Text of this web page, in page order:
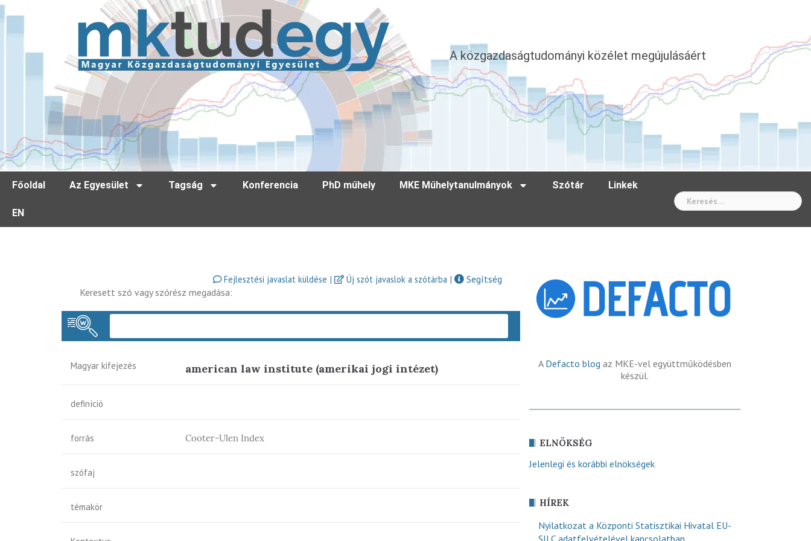
A közgazdaságtudományi közélet megújulásáért
Főoldal Az Egyesület Tagság Konferencia PhD műhely MKE Műhelytanulmányok Szótár Linkek
EN
Fejlesztési javaslat küldése | Új szót javaslok a szótárba |
Segítség
Keresett szó vagy szórész megadása:
Magyar kifejezés american law institute (amerikai jogi intézet)
definíció
forrás Cooter-Ulen Index
szófaj
témakör
A Defacto blog az MKE-vel együttműködésben
készül.
ELNÖKSÉG
Jelenlegi és korábbi elnökségek
HÍREK
Nyilatkozat a Központi Statisztikai Hivatal EU-
SILC adatfelvételével kapcsolatban